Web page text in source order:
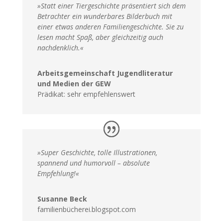
»Statt einer Tiergeschichte präsentiert sich dem
Betrachter ein wunderbares Bilderbuch mit
einer etwas anderen Familiengeschichte. Sie zu
lesen macht Spaß, aber gleichzeitig auch
nachdenklich.«
Arbeitsgemeinschaft Jugendliteratur
und Medien der GEW
Prädikat: sehr empfehlenswert
»Super Geschichte, tolle Illustrationen,
spannend und humorvoll – absolute
Empfehlung!«
Susanne Beck
familienbücherei.blogspot.com